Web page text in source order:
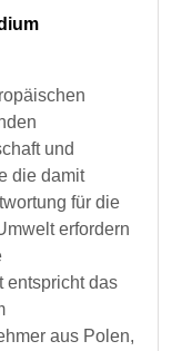
und
die damit
für die
erfordern
entspricht das
aus Polen,